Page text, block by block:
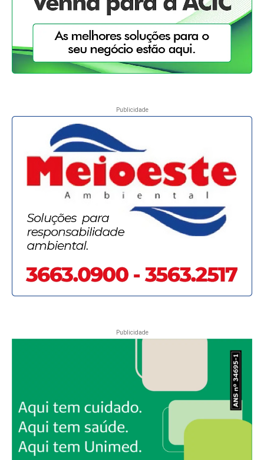
Publicidade
Publicidade